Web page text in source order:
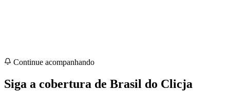
Continue acompanhando
Siga a cobertura de Brasil do Clicja